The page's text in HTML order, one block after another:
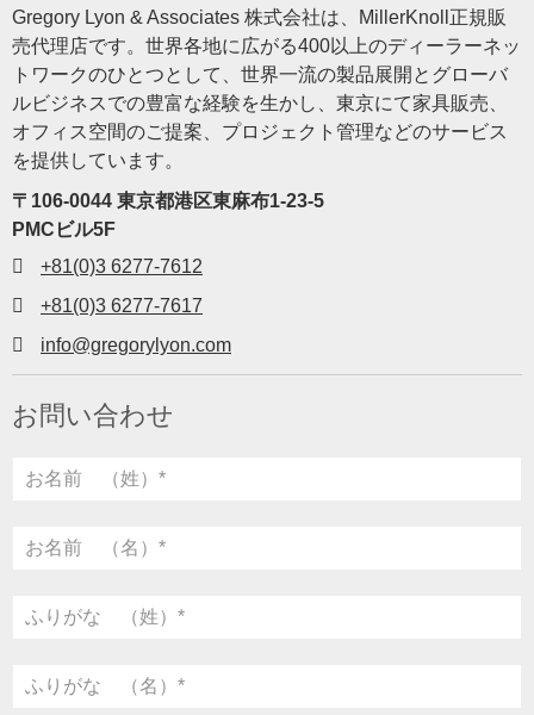
Gregory Lyon & Associates 株式会社は、MillerKnoll正規販
売代理店です。世界各地に広がる400以上のディーラーネッ
トワークのひとつとして、世界一流の製品展開とグローバ
ルビジネスでの豊富な経験を生かし、東京にて家具販売、
オフィス空間のご提案、プロジェクト管理などのサービス
を提供しています。
〒106-0044 東京都港区東麻布1-23-5
PMCビル5F
+81(0)3 6277-7612
+81(0)3 6277-7617
info@gregorylyon.com
お問い合わせ